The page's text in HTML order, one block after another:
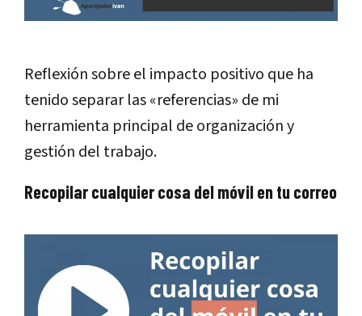
Reflexión sobre el impacto positivo que ha
tenido separar las «referencias» de mi
herramienta principal de organización y
gestión del trabajo.
Recopilar cualquier cosa del móvil en tu correo